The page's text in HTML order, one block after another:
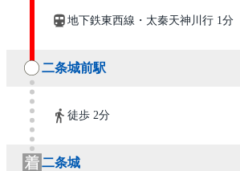
地下鉄東西線・太秦天神川行 1分
二条城前駅
徒歩 2分
二条城